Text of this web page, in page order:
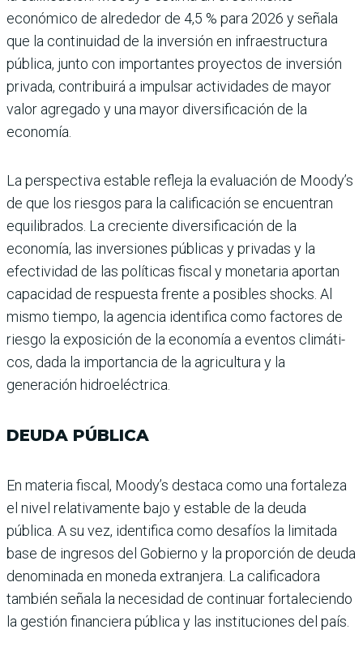
económico de alre­dedor de 4,5 % para 2026 y señala
que la continuidad de la inversión en infraestructura
pública, junto con importan­tes proyectos de inversión
pri­vada, contribuirá a impulsar actividades de mayor
valor agregado y una mayor diver­sificación de la
economía.
La perspectiva estable refleja la evaluación de Moody’s
de que los riesgos para la califi­cación se encuentran
equi­librados. La creciente diver­sificación de la
economía, las inversiones públicas y priva­das y la
efectividad de las polí­ticas fiscal y monetaria apor­tan
capacidad de respuesta frente a posibles shocks. Al
mismo tiempo, la agen­cia identifica como factores de
riesgo la exposición de la economía a eventos climáti­
cos, dada la importancia de la agricultura y la
generación hidroeléctrica.
DEUDA PÚBLICA
En materia fiscal, Moody’s des­taca como una fortaleza
el nivel relativamente bajo y estable de la deuda
pública. A su vez, iden­tifica como desafíos la limitada
base de ingresos del Gobierno y la proporción de deuda
deno­minada en moneda extranjera. La calificadora
también señala la necesidad de continuar for­taleciendo
la gestión financiera pública y las instituciones del país.